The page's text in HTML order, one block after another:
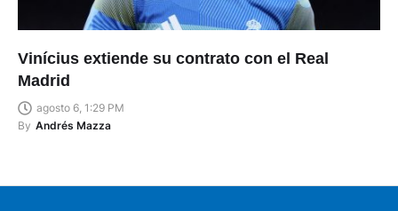
Vinícius extiende su contrato con el Real
Madrid
agosto 6, 1:29 PM
By Andrés Mazza